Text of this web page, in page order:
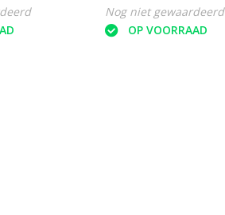
Nog niet gewaardeerd
OP VOORRAAD